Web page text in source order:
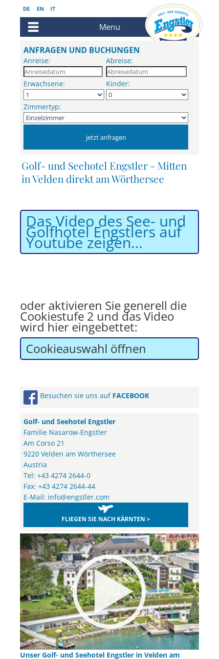
DE EN IT
Menu
ANFRAGEN UND BUCHUNGEN
Anreise: Abreise:
Erwachsene: Kinder:
Zimmertyp:
Golf- und Seehotel Engstler - Mitten
in Velden direkt am Wörthersee
Das Video des See- und
Golfhotel Engstlers auf
Youtube zeigen...
oder aktivieren Sie generell die
Cookiestufe 2 und das Video
wird hier eingebettet:
Cookieauswahl öffnen
Besuchen sie uns auf FACEBOOK
Golf- und Seehotel Engstler
Familie Nasarow-Engstler
Am Corso 21
9220 Velden am Wörthersee
Austria
Tel: +43 4274 2644-0
Fax: +43 4274 2644-44
E-Mail: info@engstler.com
FLIEGEN SIE NACH KÄRNTEN >
Unser Golf- und Seehotel Engstler in Velden am